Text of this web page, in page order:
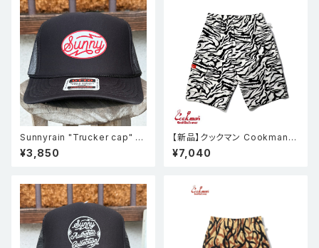
Sunnyrain "Trucker cap" メ
ッシュキャップ ブラック
¥3,850
【新品】クックマン Cookman
シェフパンツ Chef Pants Sho
rt Cargo Zebra
¥7,040